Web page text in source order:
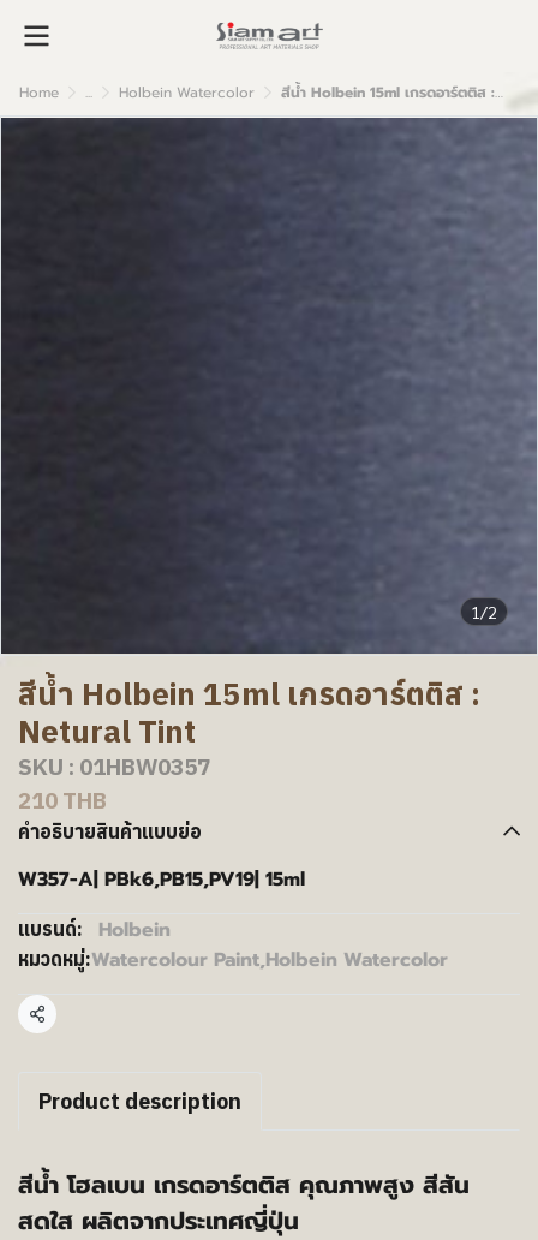
Home ... Holbein Watercolor สีน้ำ Holbein 15ml เกรดอาร์ตติส : Netural Tint
1/2
สีน้ำ Holbein 15ml เกรดอาร์ตติส :
Netural Tint
SKU : 01HBW0357
210 THB
คำอธิบายสินค้าแบบย่อ
W357-A| PBk6,PB15,PV19| 15ml
แบรนด์: Holbein
หมวดหมู่:Watercolour Paint,Holbein Watercolor
แชร์
Product description
สีน้ำ โฮลเบน เกรดอาร์ตติส คุณภาพสูง สีสัน
สดใส ผลิตจากประเทศญี่ปุ่น